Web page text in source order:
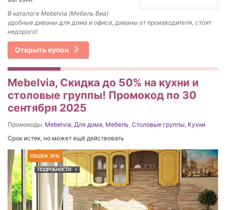
В каталоге Mebelvia (Мебель Виа)
удобные диваны для дома и офиса, диваны от производителя, стоят
недорого!
Открыть купон
Mebelvia, Скидка до 50% на кухни и
столовые группы! Промокод по 30
сентября 2025
Промокоды: Mebelvia, Для дома, Мебель, Столовые группы, Кухни
Срок истек, но может ещё действовать